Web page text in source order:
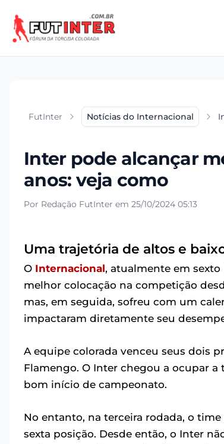
FutInter Notícias do Internacional
Inter pode alcançar
anos: veja como
Por Redação FutInter em 25/10/2024 05:13
Uma trajetória de altos e
O Internacional, atualmente em
melhor colocação na competição
mas, em seguida, sofreu com um
impactaram diretamente seu
A equipe colorada venceu seus dois
Flamengo. O Inter chegou a ocupar
bom início de campeonato.
No entanto, na terceira rodada, o
sexta posição. Desde então, o Inter